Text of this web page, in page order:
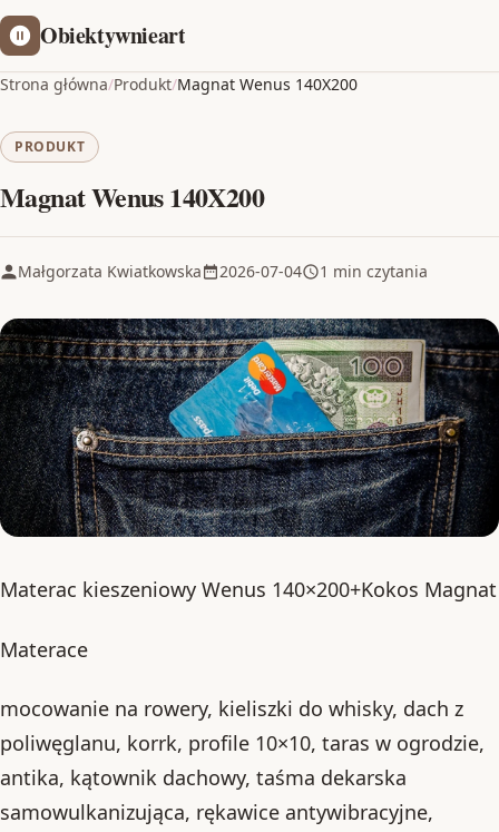
Obiektywnieart
Strona główna/Produkt/Magnat Wenus 140X200
PRODUKT
Magnat Wenus 140X200
Małgorzata Kwiatkowska 2026-07-04 1 min czytania
Materac kieszeniowy Wenus 140×200+Kokos Magnat
Materace
mocowanie na rowery, kieliszki do whisky, dach z
poliwęglanu, korrk, profile 10×10, taras w ogrodzie,
antika, kątownik dachowy, taśma dekarska
samowulkanizująca, rękawice antywibracyjne,